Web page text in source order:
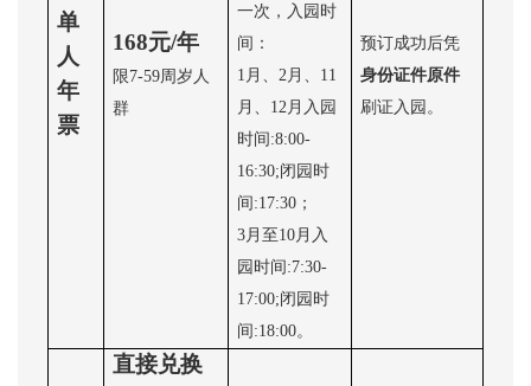
单
人
年
票
168元/年
限7-59周岁人
群
一次，入园时
间：
1月、2月、11
月、12月入园
时间:8:00-
16:30;闭园时
间:17:30；
3月至10月入
园时间:7:30-
17:00;闭园时
间:18:00。
预订成功后凭
身份证件原件
刷证入园。
直接兑换